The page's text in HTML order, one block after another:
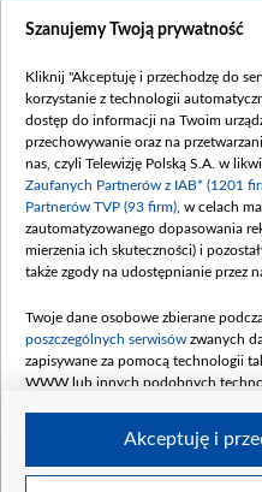
Szanujemy Twoją prywatność
Kliknij "Akceptuję i przechodzę do
korzystanie z technologii
dostęp do informacji na Twoim
przechowywanie oraz na
nas, czyli Telewizję Polską S.A. w
Zaufanych Partnerów z IAB* (1201
Partnerów TVP (93 firm) , w celach
zautomatyzowanego dopasowania
mierzenia ich skuteczności) i
także zgody na udostępnianie przez
Twoje dane osobowe zbierane
poszczególnych serwisów zwanych
zapisywane za pomocą technologii
WWW lub innych podobnych
Akceptuję i